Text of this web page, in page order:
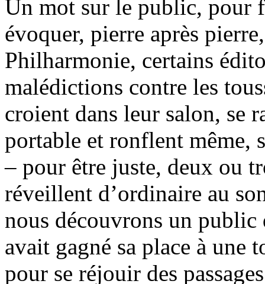
Un mot sur le public, pour
évoquer, pierre après
Philharmonie, certains
malédictions contre les
croient dans leur salon, se
portable et ronflent même,
– pour être juste, deux ou
réveillent d’ordinaire au
nous découvrons un
avait gagné sa place à une
pour se réjouir des